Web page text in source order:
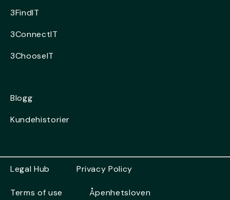
3FindIT
3ConnectIT
3ChooseIT
Blogg
Kundehistorier
Legal Hub Privacy Policy
Terms of use Åpenhetsloven